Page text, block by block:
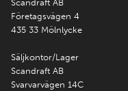
Scandraft AB
Företagsvägen 4
435 33 Mölnlycke
Säljkontor/Lager
Scandraft AB
Svarvarvägen 14C